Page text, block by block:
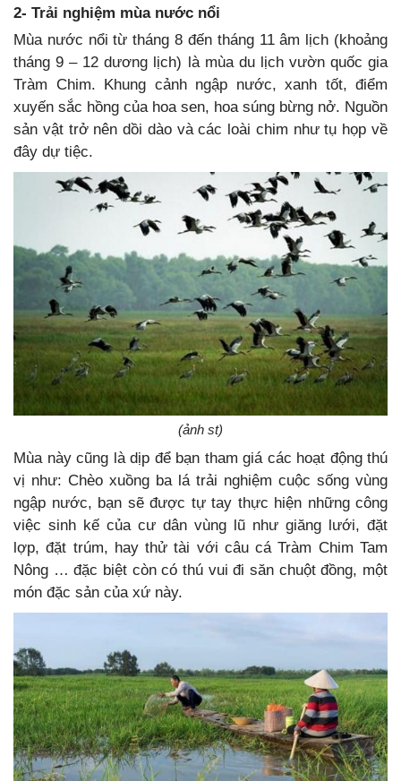
2- Trải nghiệm mùa nước nổi
Mùa nước nổi từ tháng 8 đến tháng 11 âm lịch (khoảng
tháng 9 – 12 dương lịch) là mùa du lịch vườn quốc gia
Tràm Chim. Khung cảnh ngập nước, xanh tốt, điểm
xuyến sắc hồng của hoa sen, hoa súng bừng nở. Nguồn
sản vật trở nên dồi dào và các loài chim như tụ họp về
đây dự tiệc.
(ảnh st)
Mùa này cũng là dịp để bạn tham giá các hoạt động thú
vị như: Chèo xuồng ba lá trải nghiệm cuộc sống vùng
ngập nước, bạn sẽ được tự tay thực hiện những công
việc sinh kế của cư dân vùng lũ như giăng lưới, đặt
lợp, đặt trúm, hay thử tài với câu cá Tràm Chim Tam
Nông … đặc biệt còn có thú vui đi săn chuột đồng, một
món đặc sản của xứ này.